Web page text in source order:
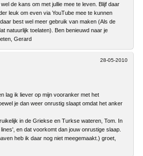
de kans om met jullie mee te leven. Blijf daar
leuk om even via YouTube mee te kunnen
best wel meer gebruik van maken (Als de
natuurlijk toelaten). Ben benieuwd naar je
Gerard
28-05-2010
lag ik liever op mijn vooranker met het
je dan weer onrustig slaapt omdat het anker
in de Griekse en Turkse wateren, Tom. In
en dat voorkomt dan jouw onrustige slaap.
heb ik daar nog niet meegemaakt.) groet,